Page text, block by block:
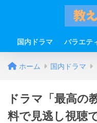
国内ドラマ バラエテ
ホーム 国内ドラマ
ドラマ「最高の
料で見逃し視聴